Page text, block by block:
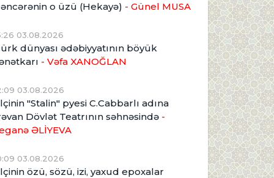
o üzü (Hekayə) - Günel MUSA
03.08.2026
dünyası ədəbiyyatının böyük
- Vəfa XANOĞLAN
03.08.2026
"Stalin" pyesi C.Cabbarlı adına
Dövlət Teatrının səhnəsində -
ƏLİYEVA
03.08.2026
özü, sözü, izi, yaxud epoxalar